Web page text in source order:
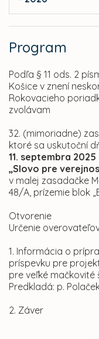
Program
Podľa § 11 ods. 2
Košice v znení
Rokovacieho
zvolávam
32. (mimoriadne)
ktoré sa uskutoční
11. septembra
„Slovo pre
v malej zasadačke
48/A, prízemie blok
Otvorenie
Určenie
1. Informácia o
príspevku pre
pre veľké mačkovité
Predkladá: p.
2. Záver